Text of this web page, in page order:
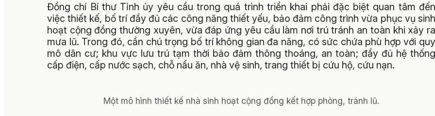
Đồng chí Bí thư Tỉnh ủy yêu cầu trong quá trình triển khai phải đặc biệt quan tâm đến
việc thiết kế, bố trí đầy đủ các công năng thiết yếu, bảo đảm công trình vừa phục vụ sinh
hoạt cộng đồng thường xuyên, vừa đáp ứng yêu cầu làm nơi trú tránh an toàn khi xảy ra
mưa lũ. Trong đó, cần chú trọng bố trí không gian đa năng, có sức chứa phù hợp với quy
mô dân cư; khu vực lưu trú tạm thời bảo đảm thông thoáng, an toàn; đầy đủ hệ thống
cấp điện, cấp nước sạch, chỗ nấu ăn, nhà vệ sinh, trang thiết bị cứu hộ, cứu nạn.
Một mô hình thiết kế nhà sinh hoạt cộng đồng kết hợp phòng, tránh lũ.